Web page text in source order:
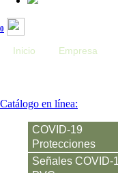
0
Inicio Empresa
Catálogo en línea:
COVID-19
Protecciones
Señales COVID-